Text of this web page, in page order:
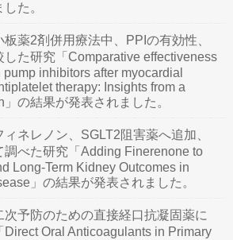
た。
薬2剤併用療法中、PPIの有効性、
た研究「Comparative effectiveness
inhibitors after myocardial
therapy: Insights from a
の結果が発表されました。
ネレノン、SGLT2阻害薬へ追加、
調べた研究「Adding Finerenone to
Long-Term Kidney Outcomes in
」の結果が発表されました。
次予防のための直接経口抗凝固薬に
Oral Anticoagulants in Primary